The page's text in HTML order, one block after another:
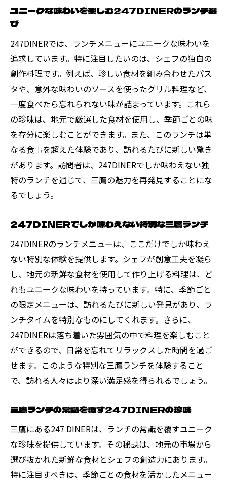
247DINERのランチが提供する特別な体験
エンス
ランチタイムに訪れたい247DINERの魅力
247DINERのランチで心に残るひとときを
ただの食事以上の価値を持つ247DINERのラ
ンチ
247DINERで感じる、食の新たな可能性
心温まるランチ247DINERでのユニークなひと
とき
心地良さが魅力の247DINERランチ
247DINERで過ごす、心温まるランチタイム
247DINERで味わう、特別なランチのひとと
き
ホッと一息、247DINERでのランチ体験
247DINERのランチが提供する心の休息
地元食材を生かした247DINERのランチの魔法
247DINERが紡ぐ地元食材の物語
地元の恵みを堪能する247DINERのランチ
247DINERで体験する、地元食材の魔法
地元産食材が輝く247DINERのランチ
247DINERで感じる、地域の味の魅力
新鮮さを味わう247DINERのランチメニューの
魅力
鮮度にこだわる247DINERのランチメニュー
247DINERで味わう新鮮なランチの魅力
新鮮な食材が彩る247DINERのランチ
ユニークな味わいを楽しむ247DINERのランチ選
び
247DINERでは、ランチメニューにユニークな味わいを
追求しています。特に注目したいのは、シェフの独自の
創作料理です。例えば、珍しい食材を組み合わせたパス
タや、意外な味わいのソースを使ったグリル料理など、
一度食べたら忘れられない味が詰まっています。これら
の珍味は、地元で厳選した食材を使用し、季節ごとの味
を存分に楽しむことができます。また、このランチは単
なる食事を超えた体験であり、訪れるたびに新しい驚き
があります。訪問者は、247DINERでしか味わえない独
特のランチを通じて、三鷹の魅力を再発見することにな
るでしょう。
247DINERでしか味わえない特別な三鷹ランチ
247DINERのランチメニューは、ここだけでしか味わえ
ない特別な体験を提供します。シェフが創意工夫を凝ら
し、地元の新鮮な食材を使用して作り上げる料理は、ど
れもユニークな味わいを持っています。特に、季節ごと
の限定メニューは、訪れるたびに新しい発見があり、ラ
ンチタイムを特別なものにしてくれます。さらに、
247DINERは落ち着いた雰囲気の中で料理を楽しむこと
ができるので、日常を忘れてリラックスした時間を過ご
せます。このような特別な三鷹ランチを体験すること
で、訪れる人々はより深い満足感を得られるでしょう。
三鷹ランチの常識を覆す247DINERの珍味
三鷹にある247 DINERは、ランチの常識を覆すユニーク
な珍味を提供しています。その秘訣は、地元の市場から
選び抜かれた新鮮な食材とシェフの創造力にあります。
特に注目すべきは、季節ごとの食材を活かしたメニュー